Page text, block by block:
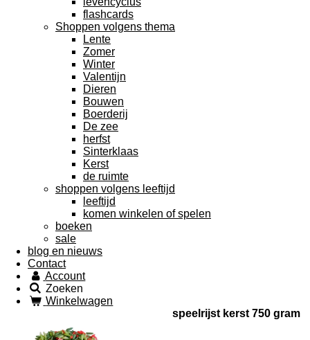
flashcards
Shoppen volgens thema
Lente
Zomer
Winter
Valentijn
Dieren
Bouwen
Boerderij
De zee
herfst
Sinterklaas
Kerst
de ruimte
shoppen volgens leeftijd
leeftijd
komen winkelen of spelen
boeken
sale
blog en nieuws
Contact
Account
Zoeken
Winkelwagen
speelrijst kerst 750 gram